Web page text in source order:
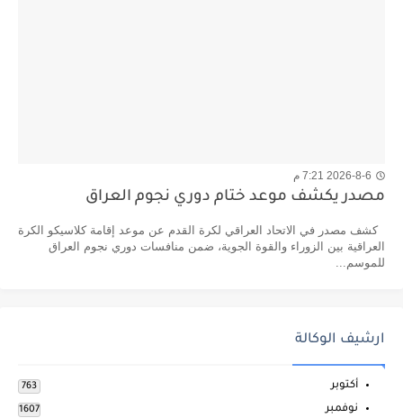
2026-8-6 7:21 م
مصدر يكشف موعد ختام دوري نجوم العراق
كشف مصدر في الاتحاد العراقي لكرة القدم عن موعد إقامة كلاسيكو الكرة
العراقية بين الزوراء والقوة الجوية، ضمن منافسات دوري نجوم العراق
للموسم...
ارشيف الوكالة
أكتوبر 763
نوفمبر 1607